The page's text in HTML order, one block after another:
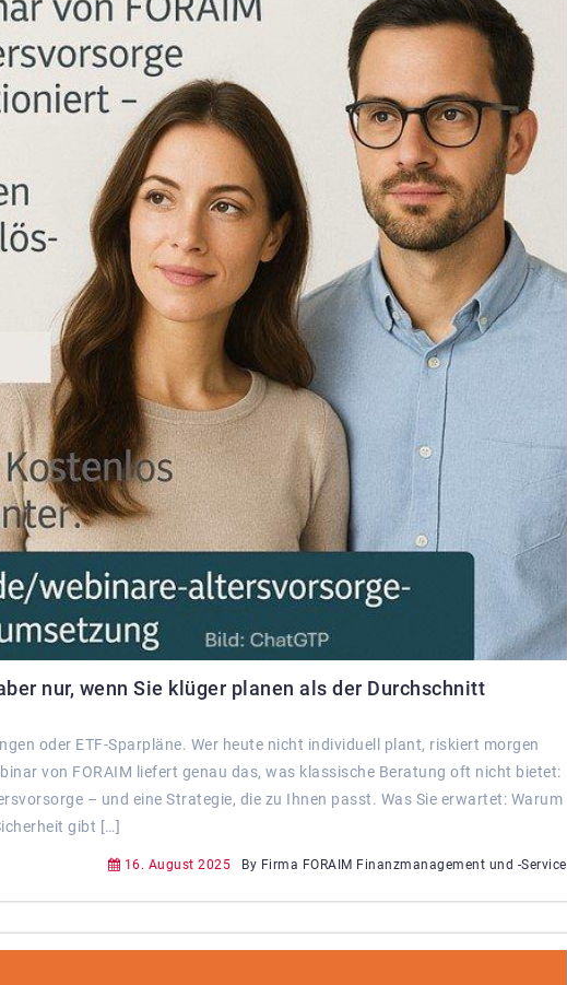
nur, wenn Sie klüger planen als der Durchschnitt
oder ETF-Sparpläne. Wer heute nicht individuell plant, riskiert morgen
von FORAIM liefert genau das, was klassische Beratung oft nicht bietet:
– und eine Strategie, die zu Ihnen passt. Was Sie erwartet: Warum
gibt […]
16. August 2025 By Firma FORAIM Finanzmanagement und -Service